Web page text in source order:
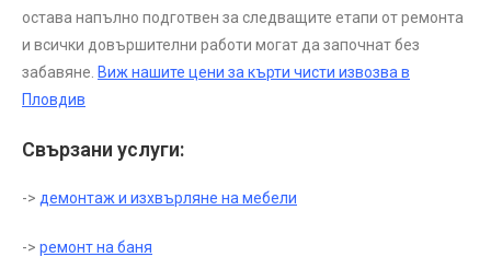
остава напълно подготвен за следващите етапи от ремонта
и всички довършителни работи могат да започнат без
забавяне. Виж нашите цени за кърти чисти извозва в
Пловдив
Свързани услуги:
-> демонтаж и изхвърляне на мебели
-> ремонт на баня